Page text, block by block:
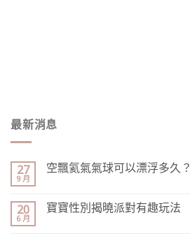
最新消息
27
9 月
空飄氦氣氣球可以漂浮多久？
20
6 月
寶寶性別揭曉派對有趣玩法